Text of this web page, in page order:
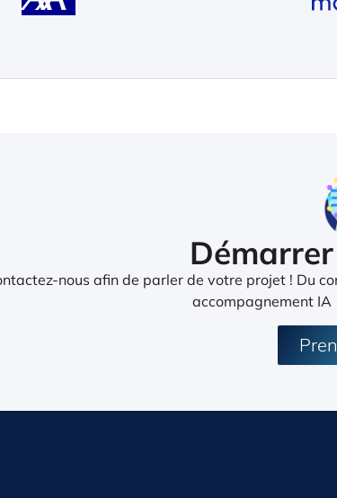
nous afin de parler de votre projet ! Du
accompagnement IA